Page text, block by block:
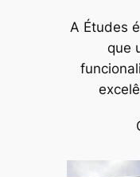
A Études
que